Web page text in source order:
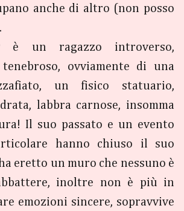
anche di altro (non posso
è un ragazzo introverso,
tenebroso, ovviamente di una
un fisico statuario,
labbra carnose, insomma
Il suo passato e un evento
hanno chiuso il suo
eretto un muro che nessuno è
inoltre non è più in
emozioni sincere, sopravvive